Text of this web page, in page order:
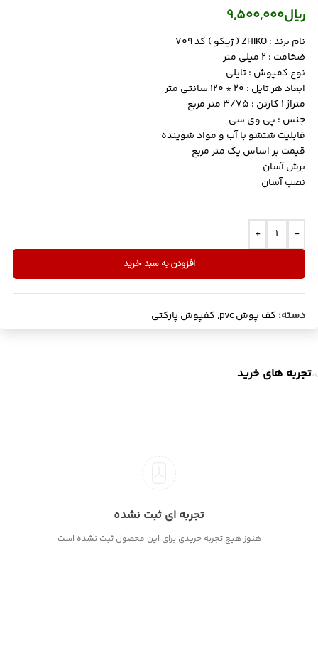
ریال9,500,000
نام برند : ZHIKO ( ژیکو ) کد 709
ضخامت : 2 میلی متر
نوع کفپوش : تایلی
ابعاد هر تایل : 20 * 120 سانتی متر
متراژ 1 کارتن : 3/75 متر مربع
جنس : پی وی سی
قابلیت شتشو با آب و مواد شوینده
قیمت بر اساس یک متر مربع
برش آسان
نصب آسان
-
+
افزودن به سبد خرید
دسته: کف پوش pvc ,کفپوش پارکتی
تجربه های خرید
تجربه ای ثبت نشده
هنوز هیچ تجربه خریدی برای این محصول ثبت نشده است